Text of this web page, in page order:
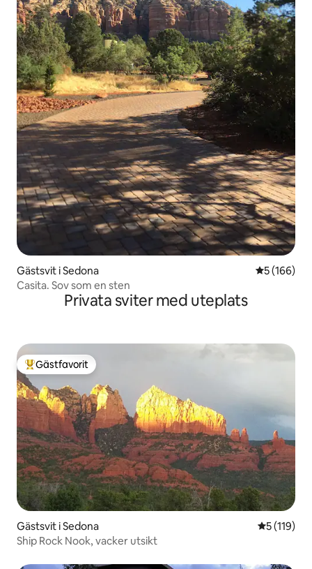
Gästsvit i Sedona 5 av 5 i
5 (166)
Casita. Sov som en sten
Privata sviter med uteplats
Populär gästfavorit
Gästfavorit
Gästsvit i Sedona 5 av 5 i
5 (119)
Ship Rock Nook, vacker utsikt